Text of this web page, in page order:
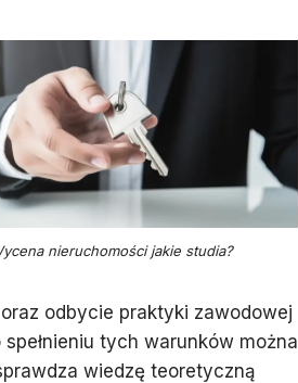
nieruchomości jakie studia?
odbycie praktyki zawodowej
tych warunków można
wiedzę teoretyczną